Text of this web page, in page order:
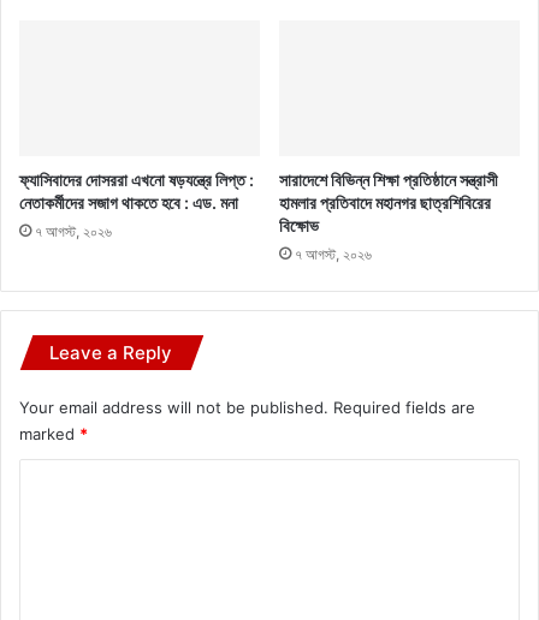
ফ্যাসিবাদের দোসররা এখনো ষড়যন্ত্রে লিপ্ত :
নেতাকর্মীদের সজাগ থাকতে হবে : এড. মনা
৭ আগস্ট, ২০২৬
সারাদেশে বিভিন্ন শিক্ষা প্রতিষ্ঠানে সন্ত্রাসী
হামলার প্রতিবাদে মহানগর ছাত্রশিবিরের
বিক্ষোভ
৭ আগস্ট, ২০২৬
Leave a Reply
Your email address will not be published. Required fields are
marked *